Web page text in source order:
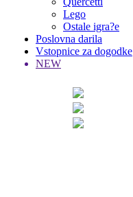
Lego
Ostale igra?e
Poslovna darila
Vstopnice za dogodke
NEW